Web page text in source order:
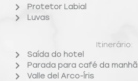
Protetor Labial
Luvas
Itinerário:
Saída do hotel
Parada para café da manhã
Valle del Arco-Íris